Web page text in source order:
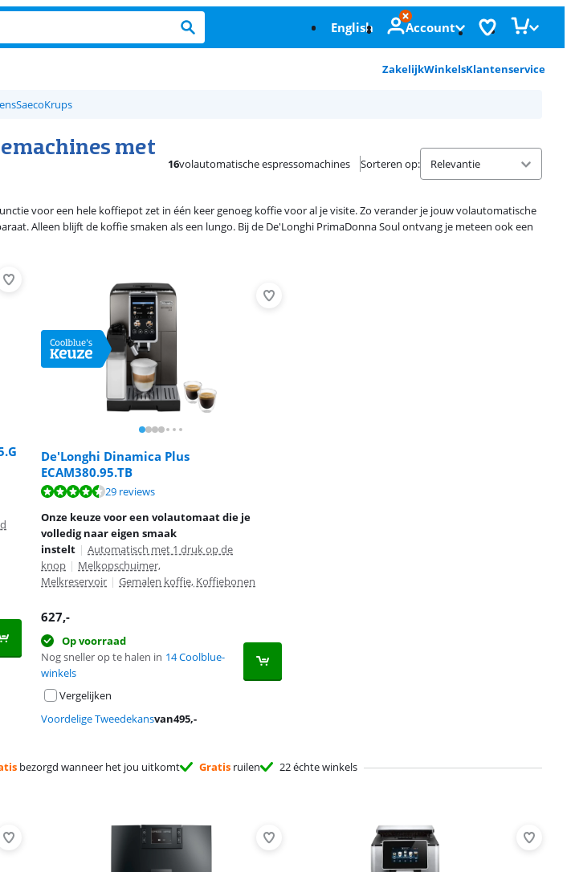
English Account
ZakelijkWinkelsKlantenservice
SaecoKrups
met
16volautomatische espressomachines Sorteren op:
voor een hele koffiepot zet in één keer genoeg koffie voor al je visite. Zo verander je jouw volautomatische
Alleen blijft de koffie smaken als een lungo. Bij de De'Longhi PrimaDonna Soul ontvang je meteen ook een
De'Longhi Dinamica Plus
ECAM380.95.TB
29 reviews
Onze keuze voor een volautomaat die je
volledig naar eigen smaak
instelt | Automatisch met 1 druk op de
knop | Melkopschuimer,
Melkreservoir | Gemalen koffie, Koffiebonen
627,-
Op voorraad
Nog sneller op te halen in 14 Coolblue-
winkels
Vergelijken
Voordelige Tweedekansvan495,-
bezorgd wanneer het jou uitkomt Gratisruilen 22 échte winkels